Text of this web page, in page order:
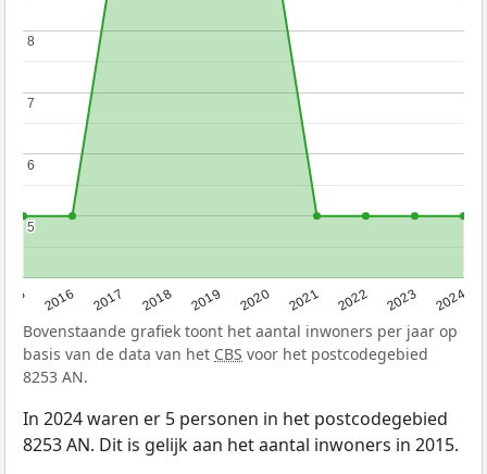
2016 2017 2018 2019 2020 2021 2022 2023 2024
5
5
6
6
7
7
8
8
Bovenstaande grafiek toont het aantal inwoners per jaar op
basis van de data van het CBS voor het postcodegebied
8253 AN.
In 2024 waren er 5 personen in het postcodegebied
8253 AN. Dit is gelijk aan het aantal inwoners in 2015.